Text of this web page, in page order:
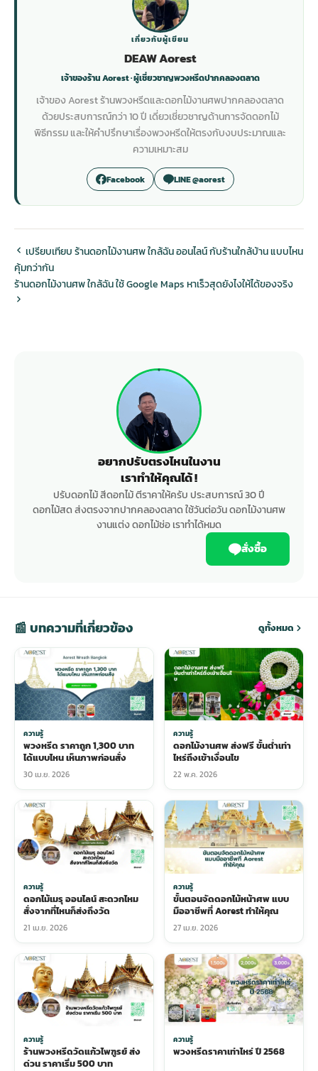
เกี่ยวกับผู้เขียน
DEAW Aorest
เจ้าของร้าน Aorest · ผู้เชี่ยวชาญพวงหรีดปากคลองตลาด
เจ้าของ Aorest ร้านพวงหรีดและดอกไม้งานศพปากคลองตลาด
ด้วยประสบการณ์กว่า 10 ปี เดี่ยวเชี่ยวชาญด้านการจัดดอกไม้
พิธีกรรม และให้คำปรึกษาเรื่องพวงหรีดให้ตรงกับงบประมาณและ
ความเหมาะสม
Facebook LINE @aorest
เปรียบเทียบ ร้านดอกไม้งานศพ ใกล้ฉัน ออนไลน์ กับร้านใกล้บ้าน แบบไหน
คุ้มกว่ากัน
ร้านดอกไม้งานศพ ใกล้ฉัน ใช้ Google Maps หาเร็วสุดยังไงให้ได้ของจริง
อยากปรับตรงไหนในงาน
เราทำให้คุณได้ !
ปรับดอกไม้ สีดอกไม้ ตีราคาให้ครับ ประสบการณ์ 30 ปี
ดอกไม้สด ส่งตรงจากปากคลองตลาด ใช้วันต่อวัน ดอกไม้งานศพ
งานแต่ง ดอกไม้ช่อ เราทำได้หมด
สั่งซื้อ
📰 บทความที่เกี่ยวข้อง ดูทั้งหมด
ความรู้
พวงหรีด ราคาถูก 1,300 บาท
ได้แบบไหน เห็นภาพก่อนสั่ง
30 เม.ย. 2026
ความรู้
ดอกไม้งานศพ ส่งฟรี ขั้นต่ำเท่า
ไหร่ถึงเข้าเงื่อนไข
22 พ.ค. 2026
ความรู้
ดอกไม้เมรุ ออนไลน์ สะดวกไหม
สั่งจากที่ไหนก็ส่งถึงวัด
21 เม.ย. 2026
ความรู้
ขั้นตอนจัดดอกไม้หน้าศพ แบบ
มืออาชีพที่ Aorest ทำให้คุณ
27 เม.ย. 2026
ความรู้
ร้านพวงหรีดวัดแก้วไพฑูรย์ ส่ง
ด่วน ราคาเริ่ม 500 บาท
ความรู้
พวงหรีดราคาเท่าไหร่ ปี 2568